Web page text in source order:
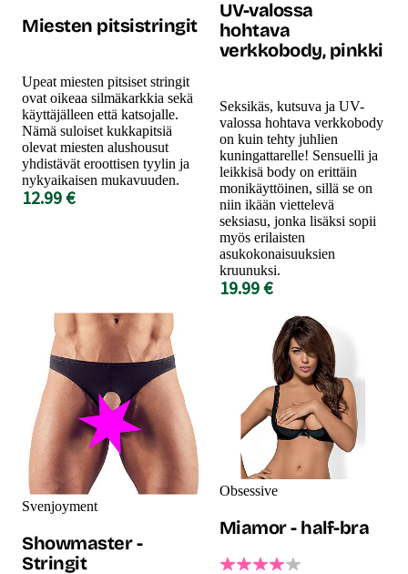
Miesten pitsistringit
Upeat miesten pitsiset stringit
ovat oikeaa silmäkarkkia sekä
käyttäjälleen että katsojalle.
Nämä suloiset kukkapitsiä
olevat miesten alushousut
yhdistävät eroottisen tyylin ja
nykyaikaisen mukavuuden.
12.99 €
UV-valossa
hohtava
verkkobody, pinkki
Seksikäs, kutsuva ja UV-
valossa hohtava verkkobody
on kuin tehty juhlien
kuningattarelle! Sensuelli ja
leikkisä body on erittäin
monikäyttöinen, sillä se on
niin ikään viettelevä
seksiasu, jonka lisäksi sopii
myös erilaisten
asukokonaisuuksien
kruunuksi.
19.99 €
Svenjoyment
Showmaster -
Stringit
Obsessive
Miamor - half-bra